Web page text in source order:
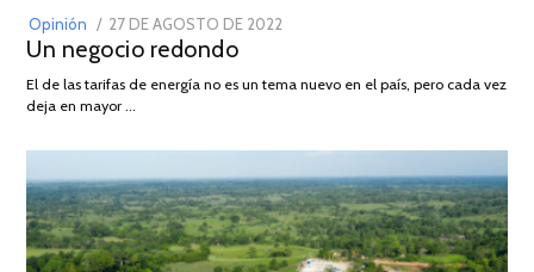
Opinión
POSTED
ON
27 DE AGOSTO DE 2022
DE
Un negocio redondo
El de las tarifas de energía no es un tema nuevo en el país, pero cada vez
deja en mayor …